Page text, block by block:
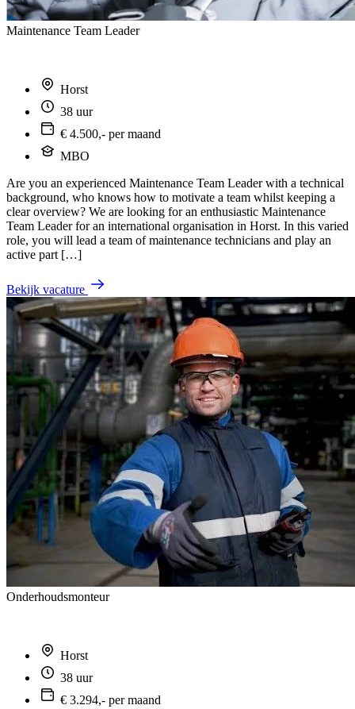
Maintenance Team Leader
Horst
38 uur
€ 4.500,- per maand
MBO
Are you an experienced Maintenance Team Leader with a technical
background, who knows how to motivate a team whilst keeping a
clear overview? We are looking for an enthusiastic Maintenance
Team Leader for an international organisation in Horst. In this varied
role, you will lead a team of maintenance technicians and play an
active part […]
Bekijk vacature
Onderhoudsmonteur
Horst
38 uur
€ 3.294,- per maand